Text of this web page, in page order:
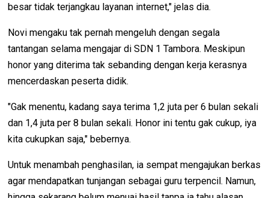
besar tidak terjangkau layanan internet," jelas dia.
Novi mengaku tak pernah mengeluh dengan segala
tantangan selama mengajar di SDN 1 Tambora. Meskipun
honor yang diterima tak sebanding dengan kerja kerasnya
mencerdaskan peserta didik.
"Gak menentu, kadang saya terima 1,2 juta per 6 bulan sekali
dan 1,4 juta per 8 bulan sekali. Honor ini tentu gak cukup, iya
kita cukupkan saja," bebernya.
Untuk menambah penghasilan, ia sempat mengajukan berkas
agar mendapatkan tunjangan sebagai guru terpencil. Namun,